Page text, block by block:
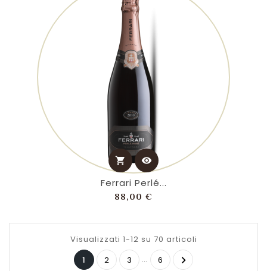
shopping_cart visibility
Ferrari Perlé...
88,00 €
Visualizzati 1-12 su 70 articoli
1
2 3 … 6 